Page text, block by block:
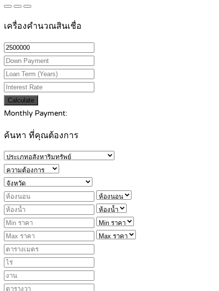
เครื่องคำนวณสินเชื่อ
Calculate
Monthly Payment:
ค้นหา ที่คุณต้องการ